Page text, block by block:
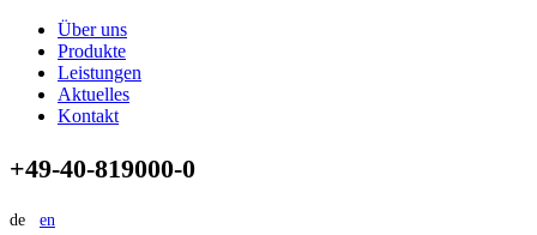
Über uns
Produkte
Leistungen
Aktuelles
Kontakt
+49-40-819000-0
de en